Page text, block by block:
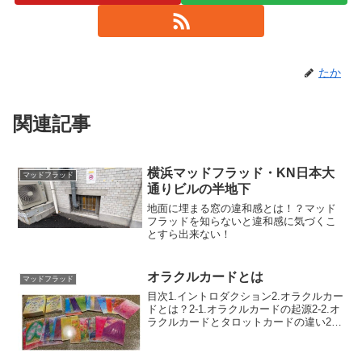
たか
関連記事
マッドフラッド
横浜マッドフラッド・KN日本大
通りビルの半地下
地面に埋まる窓の違和感とは！？マッド
フラッドを知らないと違和感に気づくこ
とすら出来ない！
マッドフラッド オラクルカードとは
目次1.イントロダクション2.オラクルカー
ドとは？2-1.オラクルカードの起源2-2.オ
ラクルカードとタロットカードの違い2-3.